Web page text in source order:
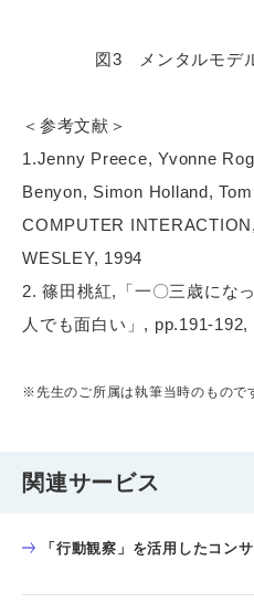
図3 メンタルモデ
＜参考文献＞
1.Jenny Preece, Yvonne
Benyon, Simon Holland,
COMPUTER
WESLEY, 1994
2. 篠田桃紅,「一〇三歳にな
人でも面白い」, pp.191-
※先生のご所属は執筆当時のもので
関連サービス
「行動観察」を活用したコン